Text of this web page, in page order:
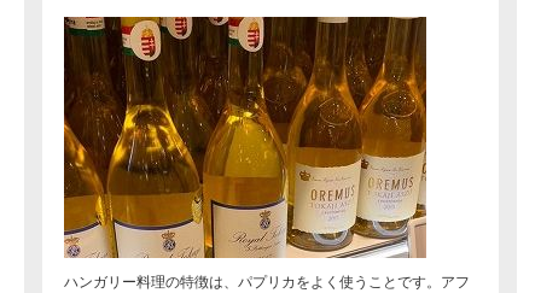
ハンガリー料理の特徴は、パプリカをよく使うことです。アフ